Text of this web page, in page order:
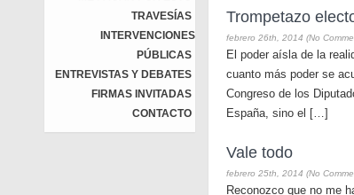
TRAVESÍAS
INTERVENCIONES
PÚBLICAS
ENTREVISTAS Y DEBATES
FIRMAS INVITADAS
CONTACTO
Trompetazo
febrero 26th, 2014 (No
El poder aísla de la
cuanto más poder se
Congreso de los
España, sino el […]
Vale todo
febrero 25th, 2014 (No
Reconozco que no me